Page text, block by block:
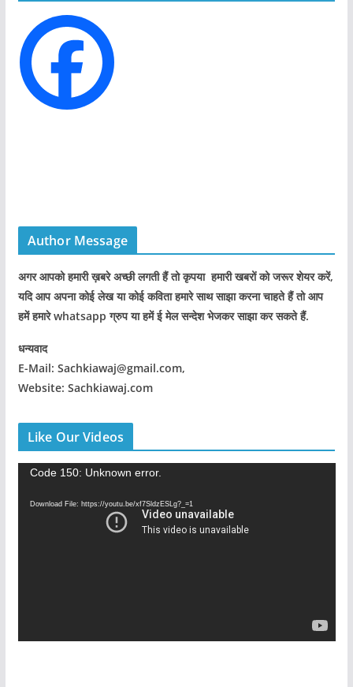
r
e
s
Author Message
अगर आपको हमारी ख़बरे अच्छी लगती हैं तो कृपया हमारी खबरों को जरूर शेयर करें,
यदि आप अपना कोई लेख या कोई कविता हमारे साथ साझा करना चाहते हैं तो आप
हमें हमारे whatsapp ग्रुप या हमें ई मेल सन्देश भेजकर साझा कर सकते हैं.
धन्यवाद
E-Mail: Sachkiawaj@gmail.com,
Website: Sachkiawaj.com
Like Our Videos
Code 150: Unknown error.
Download File: https://youtu.be/xf7SldzESLg?_=1